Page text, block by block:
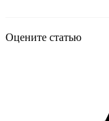
Оцените статью